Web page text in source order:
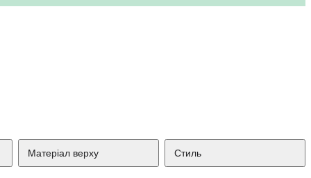
Матеріал верху Стиль